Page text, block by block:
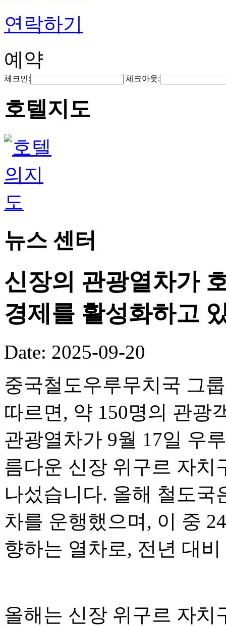
연락하기
예약
체크인: 체크아웃:
호텔지도
뉴스 센터
신장의 관광열차가
경제를 활성화하고
Date: 2025-09-20
중국철도우루무치국 그
따르면, 약 150명의 관광
관광열차가 9월 17일 우
름다운 신장 위구르 자치
나섰습니다. 올해 철도국
차를 운행했으며, 이 중
향하는 열차로, 전년 대
올해는 신장 위구르 자치